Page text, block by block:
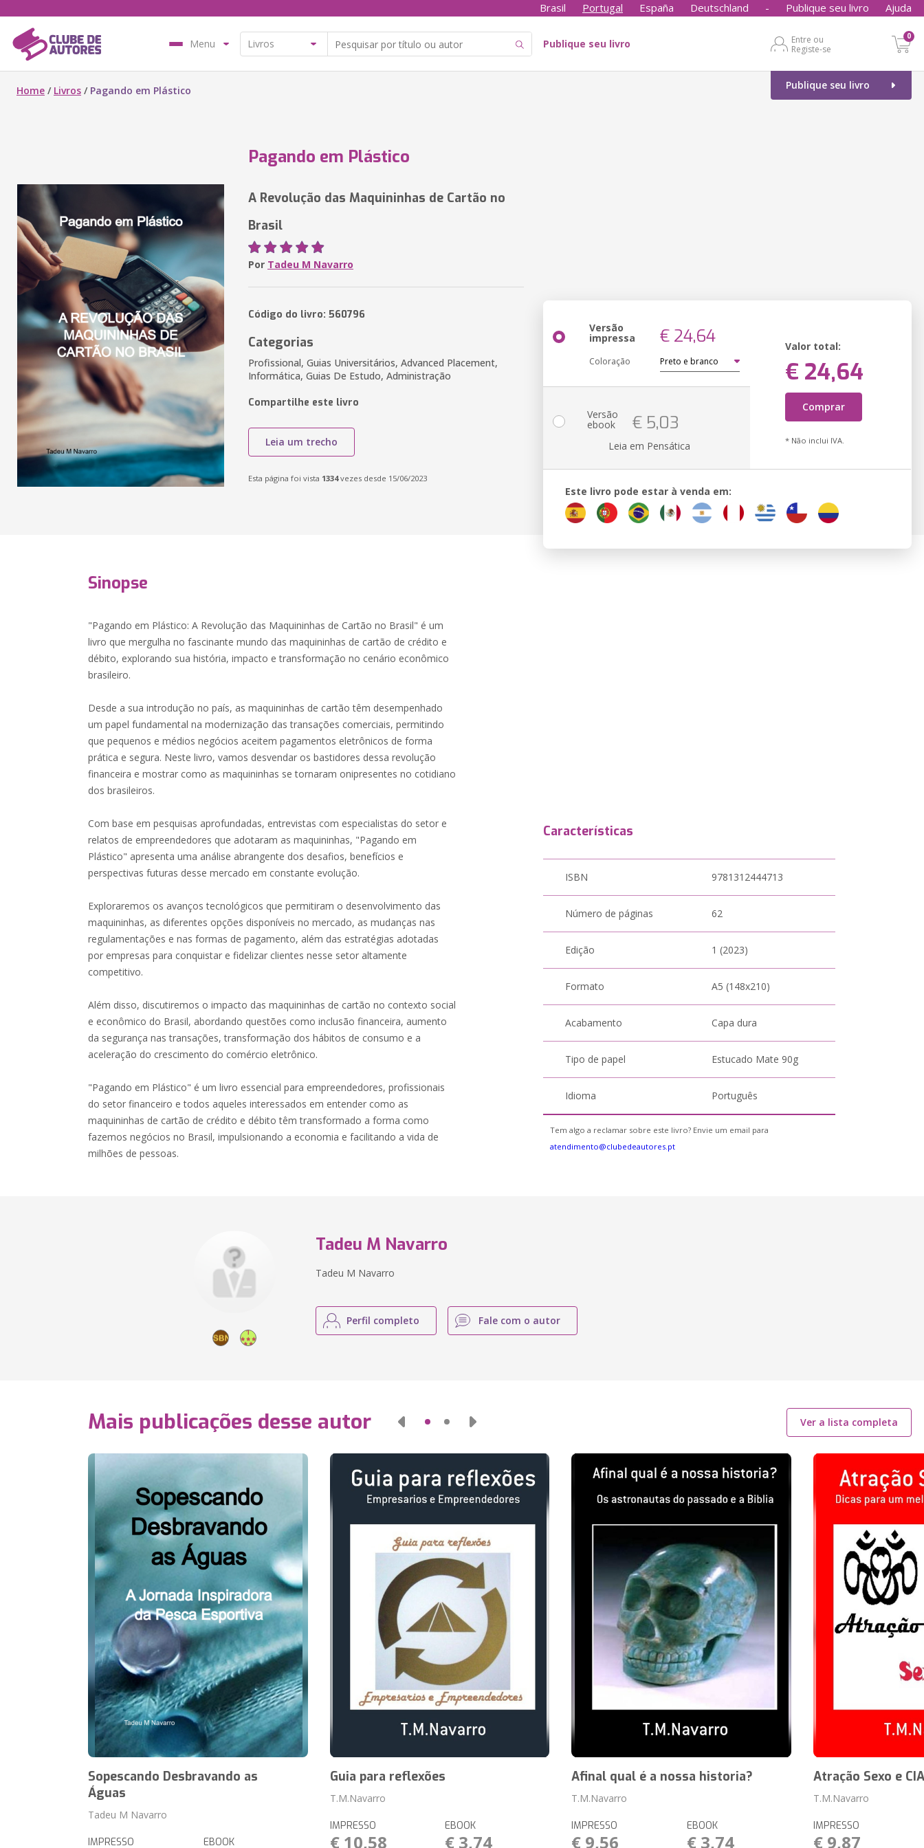
Brasil Portugal España Deutschland - Publique seu livro Ajuda
Menu Publique seu livro
Entre ou
Registe-se
0
Publique seu livro
Home / Livros / Pagando em Plástico
Pagando em Plástico
A Revolução das Maquininhas de Cartão no
Brasil
Por Tadeu M Navarro
Código do livro: 560796
Categorias
Profissional, Guias Universitários, Advanced Placement,
Informática, Guias De Estudo, Administração
Compartilhe este livro
Leia um trecho
Esta página foi vista 1334vezes desde 15/06/2023
Versão
impressa € 24,64
Coloração
Valor total:
€ 24,64
Comprar
* Não inclui IVA.
Versão
ebook € 5,03
Leia em Pensática
Este livro pode estar à venda em:
Sinopse
"Pagando em Plástico: A Revolução das Maquininhas de Cartão no Brasil" é um
livro que mergulha no fascinante mundo das maquininhas de cartão de crédito e
débito, explorando sua história, impacto e transformação no cenário econômico
brasileiro.
Desde a sua introdução no país, as maquininhas de cartão têm desempenhado
um papel fundamental na modernização das transações comerciais, permitindo
que pequenos e médios negócios aceitem pagamentos eletrônicos de forma
prática e segura. Neste livro, vamos desvendar os bastidores dessa revolução
financeira e mostrar como as maquininhas se tornaram onipresentes no cotidiano
dos brasileiros.
Com base em pesquisas aprofundadas, entrevistas com especialistas do setor e
relatos de empreendedores que adotaram as maquininhas, "Pagando em
Plástico" apresenta uma análise abrangente dos desafios, benefícios e
perspectivas futuras desse mercado em constante evolução.
Exploraremos os avanços tecnológicos que permitiram o desenvolvimento das
maquininhas, as diferentes opções disponíveis no mercado, as mudanças nas
regulamentações e nas formas de pagamento, além das estratégias adotadas
por empresas para conquistar e fidelizar clientes nesse setor altamente
competitivo.
Além disso, discutiremos o impacto das maquininhas de cartão no contexto social
e econômico do Brasil, abordando questões como inclusão financeira, aumento
da segurança nas transações, transformação dos hábitos de consumo e a
aceleração do crescimento do comércio eletrônico.
"Pagando em Plástico" é um livro essencial para empreendedores, profissionais
do setor financeiro e todos aqueles interessados em entender como as
maquininhas de cartão de crédito e débito têm transformado a forma como
fazemos negócios no Brasil, impulsionando a economia e facilitando a vida de
milhões de pessoas.
Características
ISBN 9781312444713
Número de páginas 62
Edição 1 (2023)
Formato A5 (148x210)
Acabamento Capa dura
Tipo de papel Estucado Mate 90g
Idioma Português
Tem algo a reclamar sobre este livro? Envie um email para
atendimento@clubedeautores.pt
Tadeu M Navarro
Tadeu M Navarro
Perfil completo Fale com o autor
Mais publicações desse autor Ver a lista completa
Sopescando Desbravando as
Águas
Tadeu M Navarro
IMPRESSO EBOOK
Guia para reflexões
T.M.Navarro
IMPRESSO
€ 10,58
EBOOK
€ 3,74
Afinal qual é a nossa historia?
T.M.Navarro
IMPRESSO
€ 9,56
EBOOK
€ 3,74
Atração Sexo e CIA
T.M.Navarro
IMPRESSO
€ 9,87